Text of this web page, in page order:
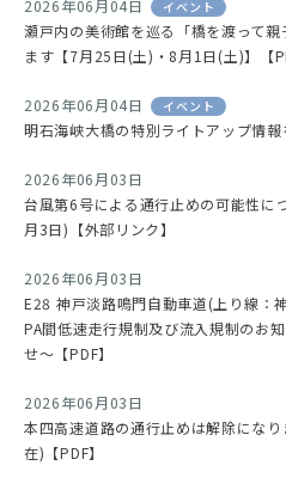
2026年06月04日 イベント
瀬戸内の美術館を巡る「橋を渡って
ます【7月25日(土)・8月1日(土)】【
2026年06月04日 イベント
明石海峡大橋の特別ライトアップ情
2026年06月03日
台風第6号による通行止めの可能性
月3日)【外部リンク】
2026年06月03日
E28 神戸淡路鳴門自動車道(上り線：
PA間低速走行規制及び流入規制のお
せ～【PDF】
2026年06月03日
本四高速道路の通行止めは解除にな
在)【PDF】